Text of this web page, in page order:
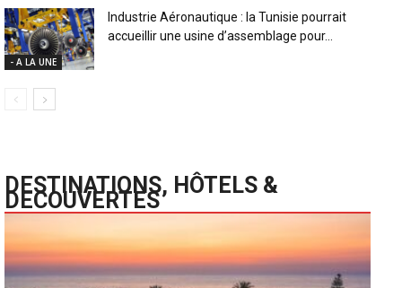
- A LA UNE
Industrie Aéronautique : la Tunisie pourrait
accueillir une usine d’assemblage pour...
DESTINATIONS, HÔTELS &
DECOUVERTES